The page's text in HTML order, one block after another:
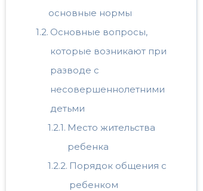
основные нормы
Основные вопросы,
которые возникают при
разводе с
несовершеннолетними
детьми
Место жительства
ребенка
Порядок общения с
ребенком